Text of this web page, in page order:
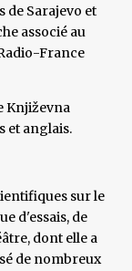
de Sarajevo et
associé au
France
Književna
et anglais.
sur le
d'essais, de
dont elle a
de nombreux